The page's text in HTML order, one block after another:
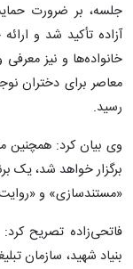
جلسه، بر ضرورت
آزاده تأکید شد و
خانواده‌ها و نیز
معاصر برای دختران
رسید.
وی بیان کرد: همچنین
برگزار خواهد شد، یک
«مستندسازی» و
فاتحی‌زاده تصریح
بنیاد شهید، سازمان